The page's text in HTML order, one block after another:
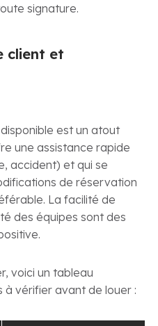
signature.
client et
est un atout
une assistance rapide
accident) et qui se
de réservation
La facilité de
des équipes sont des
voici un tableau
vérifier avant de louer :